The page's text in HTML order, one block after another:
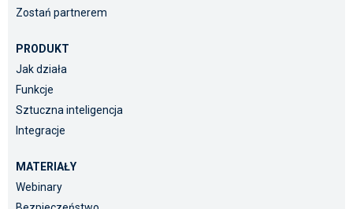
Zostań partnerem
PRODUKT
Jak działa
Funkcje
Sztuczna inteligencja
Integracje
MATERIAŁY
Webinary